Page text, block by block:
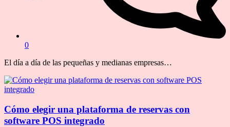
0
El día a día de las pequeñas y medianas empresas…
Cómo elegir una plataforma de reservas con
software POS integrado